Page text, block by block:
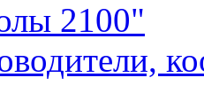
2100"